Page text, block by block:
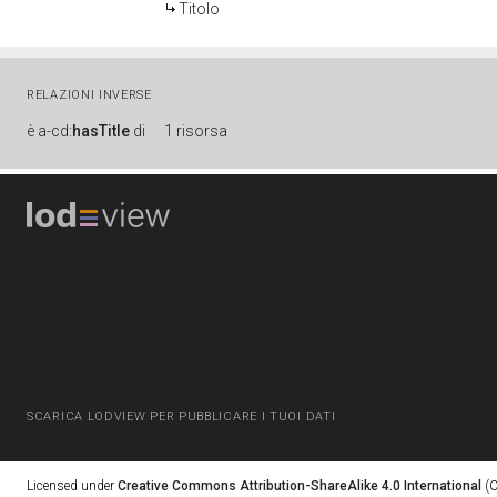
Titolo
RELAZIONI INVERSE
è a-cd:hasTitle di 1 risorsa
SCARICA LODVIEW PER PUBBLICARE I TUOI DATI
Licensed under Creative Commons Attribution-ShareAlike 4.0 International